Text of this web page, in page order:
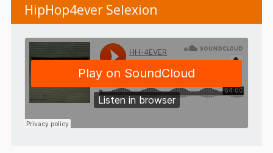
HipHop4ever Selexion